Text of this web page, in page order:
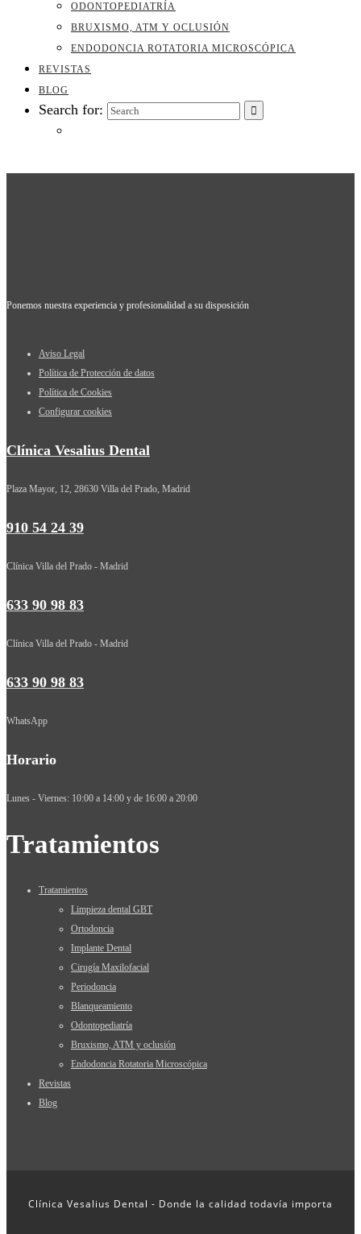
ODONTOPEDIATRÍA
BRUXISMO, ATM Y OCLUSIÓN
ENDODONCIA ROTATORIA MICROSCÓPICA
REVISTAS
BLOG
Search for:
Ponemos nuestra experiencia y profesionalidad a su disposición
Aviso Legal
Política de Protección de datos
Política de Cookies
Configurar cookies
Clínica Vesalius Dental
Plaza Mayor, 12, 28630 Villa del Prado, Madrid
910 54 24 39
Clínica Villa del Prado - Madrid
633 90 98 83
Clínica Villa del Prado - Madrid
633 90 98 83
WhatsApp
Horario
Lunes - Viernes: 10:00 a 14:00 y de 16:00 a 20:00
Tratamientos
Tratamientos
Limpieza dental GBT
Ortodoncia
Implante Dental
Cirugía Maxilofacial
Periodoncia
Blanqueamiento
Odontopediatría
Bruxismo, ATM y oclusión
Endodoncia Rotatoria Microscópica
Revistas
Blog
Clínica Vesalius Dental - Donde la calidad todavía importa